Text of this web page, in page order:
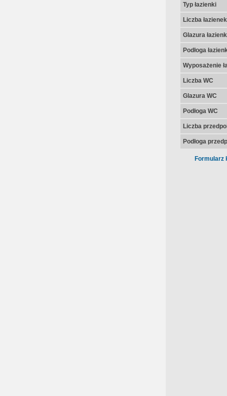
Typ łazienki
Liczba łazienek
Glazura
Podłoga
Wyposażenie
Liczba WC
Glazura WC
Podłoga WC
Liczba
Podłoga
Formularz